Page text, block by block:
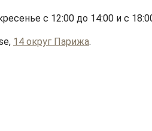
с 12:00 до 14:00 и с
14 округ Парижа.